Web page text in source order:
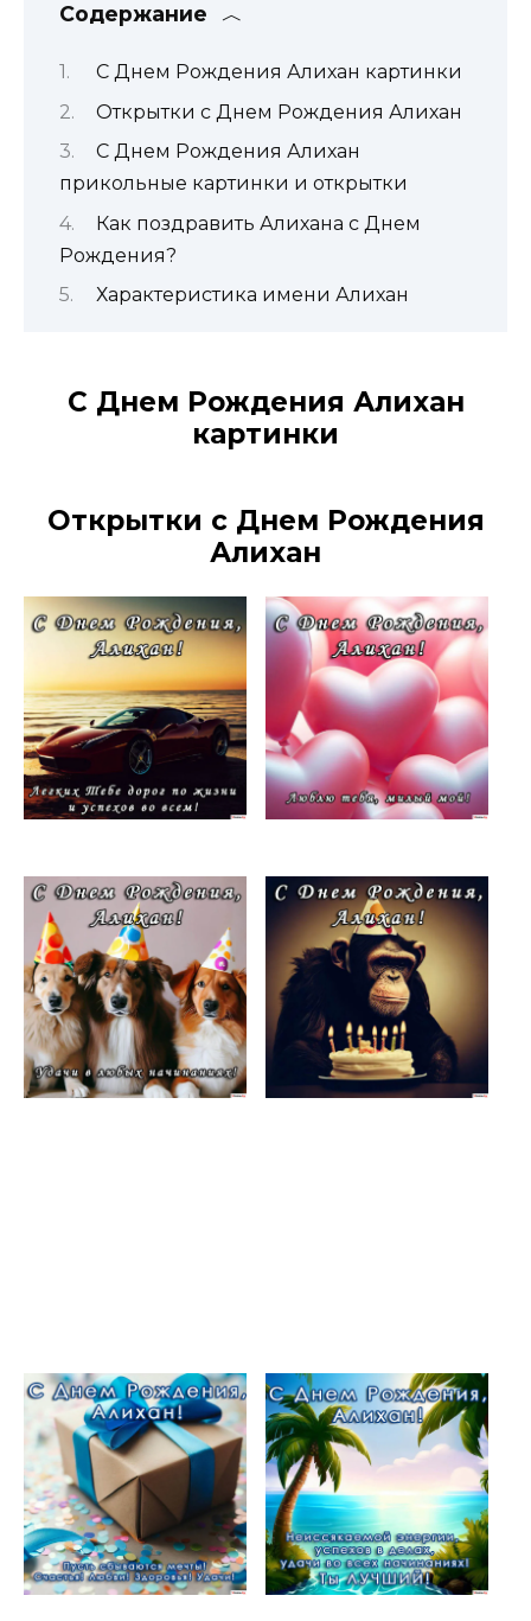
Содержание
С Днем Рождения Алихан картинки
Открытки с Днем Рождения Алихан
С Днем Рождения Алихан
прикольные картинки и открытки
Как поздравить Алихана с Днем
Рождения?
Характеристика имени Алихан
С Днем Рождения Алихан
картинки
Открытки с Днем Рождения
Алихан